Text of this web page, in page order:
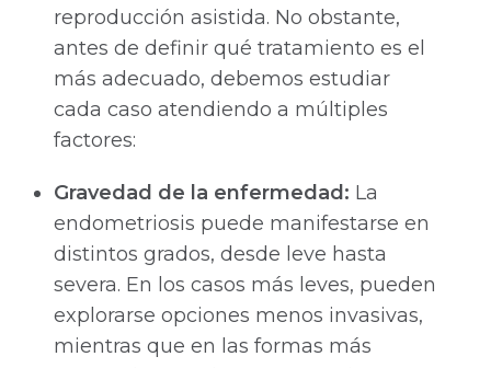
reproducción asistida. No obstante,
antes de definir qué tratamiento es el
más adecuado, debemos estudiar
cada caso atendiendo a múltiples
factores:
Gravedad de la enfermedad: La
endometriosis puede manifestarse en
distintos grados, desde leve hasta
severa. En los casos más leves, pueden
explorarse opciones menos invasivas,
mientras que en las formas más